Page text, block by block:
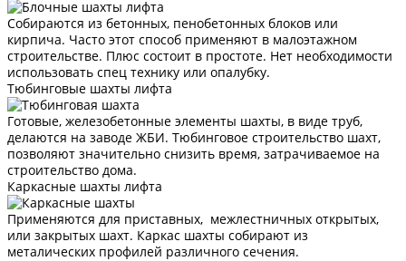
Собираются из бетонных, пенобетонных блоков или
кирпича. Часто этот способ применяют в малоэтажном
строительстве. Плюс состоит в простоте. Нет необходимости
использовать спец технику или опалубку.
Тюбинговые шахты лифта
Готовые, железобетонные элементы шахты, в виде труб,
делаются на заводе ЖБИ. Тюбинговое строительство шахт,
позволяют значительно снизить время, затрачиваемое на
строительство дома.
Каркасные шахты лифта
Применяются для приставных, межлестничных открытых,
или закрытых шахт. Каркас шахты собирают из
металических профилей различного сечения.